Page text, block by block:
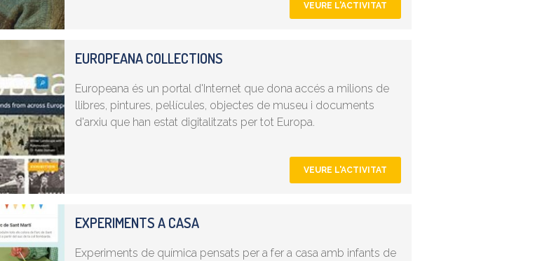
VEURE L'ACTIVITAT
EUROPEANA COLLECTIONS
Europeana és un portal d'Internet que dona accés a milions de
llibres, pintures, pel·lícules, objectes de museu i documents
d'arxiu que han estat digitalitzats per tot Europa.
VEURE L'ACTIVITAT
EXPERIMENTS A CASA
Experiments de química pensats per a fer a casa amb infants de